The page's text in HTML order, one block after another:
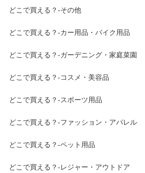
どこで買える？-その他
どこで買える？-カー用品・バイク用品
どこで買える？-ガーデニング・家庭菜園
どこで買える？-コスメ・美容品
どこで買える？-スポーツ用品
どこで買える？-ファッション・アパレル
どこで買える？-ペット用品
どこで買える？-レジャー・アウトドア